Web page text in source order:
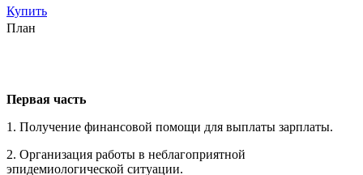
Купить
План
Первая часть
1. Получение финансовой помощи для выплаты зарплаты.
2. Организация работы в неблагоприятной
эпидемиологической ситуации.